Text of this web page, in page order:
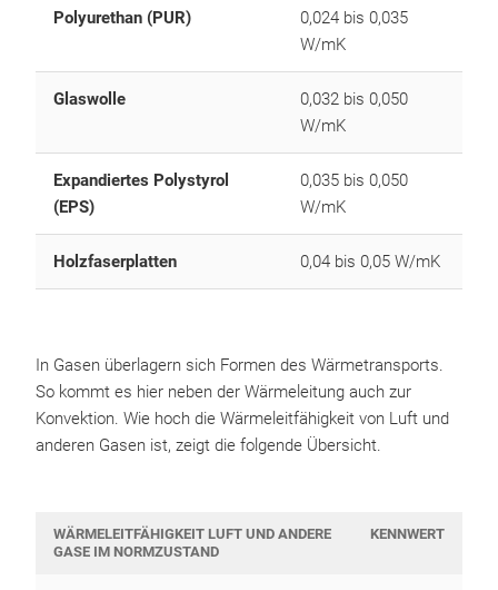
Polyurethan (PUR)
0,024 bis 0,035
W/mK
Glaswolle
0,032 bis 0,050
W/mK
Expandiertes Polystyrol
(EPS)
0,035 bis 0,050
W/mK
Holzfaserplatten 0,04 bis 0,05 W/mK
In Gasen überlagern sich Formen des Wärmetransports.
So kommt es hier neben der Wärmeleitung auch zur
Konvektion. Wie hoch die Wärmeleitfähigkeit von Luft und
anderen Gasen ist, zeigt die folgende Übersicht.
WÄRMELEITFÄHIGKEIT LUFT UND ANDERE
GASE IM NORMZUSTAND
KENNWERT